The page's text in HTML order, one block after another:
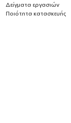
Δείγματα εργασιών
Ποιότητα κατασκευής